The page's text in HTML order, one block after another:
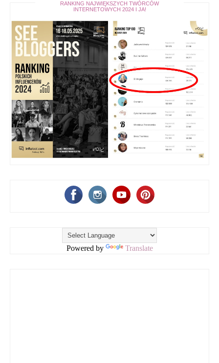
RANKING NAJWIĘKSZYCH TWÓRCÓW
INTERNETOWYCH 2024 I JA!
Powered by Translate